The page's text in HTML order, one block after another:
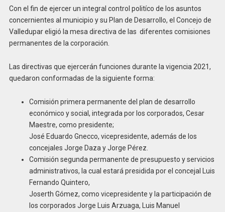
Con el fin de ejercer un integral control politíco de los asuntos
concernientes al municipio y su Plan de Desarrollo, el Concejo de
Valledupar eligió la mesa directiva de las diferentes comisiones
permanentes de la corporación.
Las directivas que ejercerán funciones durante la vigencia 2021,
quedaron conformadas de la siguiente forma:
Comisión primera permanente del plan de desarrollo
económico y social, integrada por los corporados, Cesar
Maestre, como presidente;
José Eduardo Gnecco, vicepresidente, además de los
concejales Jorge Daza y Jorge Pérez.
Comisión segunda permanente de presupuesto y servicios
administrativos, la cual estará presidida por el concejal Luis
Fernando Quintero,
Joserth Gómez, como vicepresidente y la participación de
los corporados Jorge Luis Arzuaga, Luis Manuel